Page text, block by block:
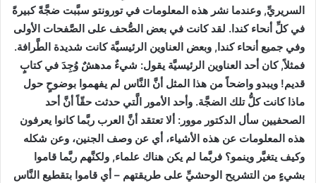
السريريِّ, وعندما نشر هذه المعلومات في تورونتو سبَّبت ضجَّةً كبيرةً
في كلِّ أنحاء كندا. لقد كانت في بعض الصُّحف على الصَّفحات الأولى
وفي جميع أنحاء كندا, وبعض العناوين الرئيسيَّة كانت شديدة الطَّرافة.
فمثلاً, كان أحد العناوين الرئيسيَّة يقول: شيءٌ مدهشٌ وُجِدَ في كتابٍ
قديم! ويبدو واضحاً من هذا المثل أنَّ النَّاس لم يفهموا بوضوحٍ حول
ماذا كانت كلُّ تلك الضجَّة. وأحد الأمور الَّتي حدثت حقّاً أنَّ أحد
الصحفيين سأل الدكتور موور: ألا تعتقد أنَّ العرب ربَّما كانوا يعرفون
هذه المعلومات عن هذه الأشياء، أي عن وصف الجنين، وعن شكله
وكيف يتغيَّر وينمو؟ فربَّما لم يكن هناك علماء, ولكنَّهم ربَّما قاموا
بشيءٍ من التشريح الوحشيِّ على طريقتهم – أي قاموا بتقطيع النَّاس